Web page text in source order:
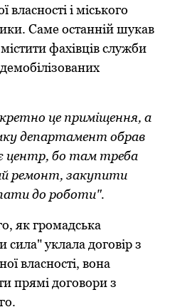
і міського
Саме останній шукав
фахівців служби
це приміщення, а
департамент обрав
центр, бо там треба
ремонт, закупити
до роботи".
як громадська
сила" уклала договір з
власності, вона
прямі договори з